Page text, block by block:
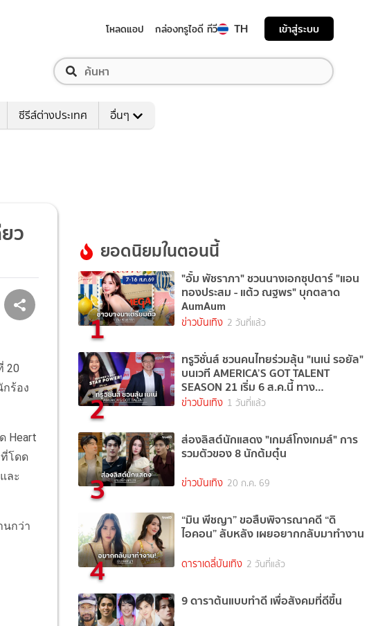
โหลดแอป กล่องทรูไอดี ทีวี TH เข้าสู่ระบบ
ซีรีส์ต่างประเทศ อื่นๆ
ว
20
ร้อง
Heart
ที่โดด
ละ
นกว่า
ยอดนิยมในตอนนี้
1
"อั้ม พัชราภา" ชวนนางเอกซุปตาร์ "แอน
ทองประสม - แต้ว ณฐพร" บุกตลาด
AumAum
ข่าวบันเทิง 2 วันที่แล้ว
2
ทรูวิชั่นส์ ชวนคนไทยร่วมลุ้น "เนเน่ รอยัล"
บนเวที AMERICA’S GOT TALENT
SEASON 21 เริ่ม 6 ส.ค.นี้ ทาง
TrueVisions NOW
ข่าวบันเทิง 1 วันที่แล้ว
3
ส่องลิสต์นักแสดง "เกมส์โกงเกมส์" การ
รวมตัวของ 8 นักต้มตุ๋น
ข่าวบันเทิง 20 ก.ค. 69
4
“มิน พีชญา” ขอสืบพิจารณาคดี “ดิ
ไอคอน” ลับหลัง เผยอยากกลับมาทำงาน
ดาราเดลี่บันเทิง 2 วันที่แล้ว
9 ดาราต้นแบบทำดี เพื่อสังคมที่ดีขึ้น